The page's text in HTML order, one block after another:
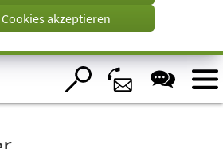
akzeptieren